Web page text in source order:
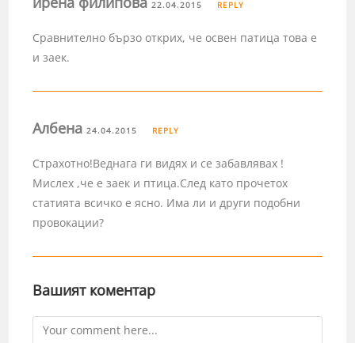
22.04.2015 REPLY
Сравнително бързо открих, че освен патица това е
и заек.
Албена24.04.2015 REPLY
Страхотно!Веднага ги видях и се забавлявах !
Мислех ,че е заек и птица.След като прочетох
статията всичко е ясно. Има ли и други подобни
провокации?
Вашият коментар